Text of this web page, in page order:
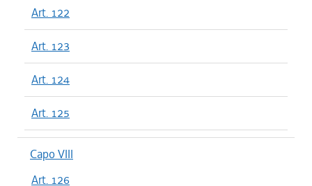
Art. 122
Art. 123
Art. 124
Art. 125
Capo VIII
Art. 126